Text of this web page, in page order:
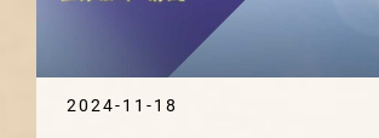
2024-11-18